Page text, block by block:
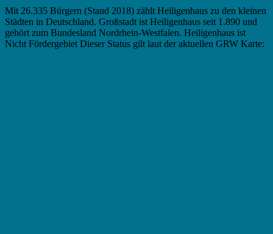
Mit 26.335 Bürgern (Stand 2018) zählt Heiligenhaus zu den kleinen
Städten in Deutschland. Großstadt ist Heiligenhaus seit 1.890 und
gehört zum Bundesland Nordrhein-Westfalen. Heiligenhaus ist
Nicht Fördergebiet Dieser Status gilt laut der aktuellen GRW Karte: